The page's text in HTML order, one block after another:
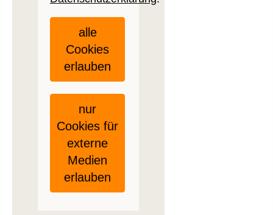
alle
Cookies
erlauben
nur
Cookies für
externe
Medien
erlauben